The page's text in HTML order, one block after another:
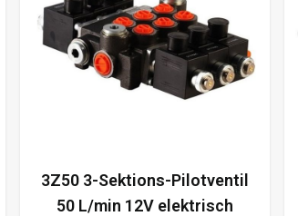
3Z50 3-Sektions-Pilotventil
50 L/min 12V elektrisch